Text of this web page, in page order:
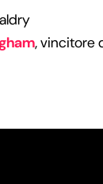
, vincitore